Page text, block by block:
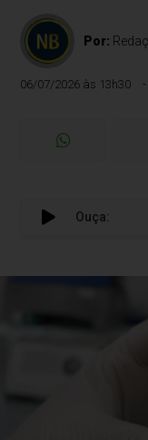
Por:
06/07/2026 às 13h30
Ouça: